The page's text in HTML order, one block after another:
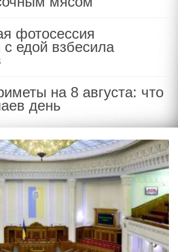
фотосессия
едой взбесила
на 8 августа: что
день